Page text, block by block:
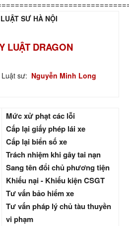
SƯ HÀ NỘI
LUẬT DRAGON
sư: Nguyễn Minh Long
Mức xử phạt các lỗi
Cấp lại giấy phép lái xe
Cấp lại biển số xe
Trách nhiệm khi gây tai nạn
Sang tên đổi chủ phương tiện
Khiếu nại - Khiếu kiện CSGT
Tư vấn bảo hiểm xe
Tư vấn pháp lý chủ tàu thuyền
vi phạm